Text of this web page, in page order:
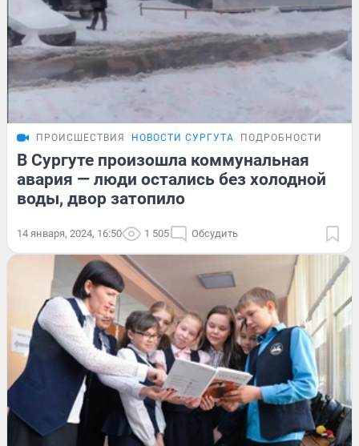
ПРОИСШЕСТВИЯ НОВОСТИ СУРГУТА ПОДРОБНОСТИ
В Сургуте произошла коммунальная
авария — люди остались без холодной
воды, двор затопило
14 января, 2024, 16:50 1 505 Обсудить